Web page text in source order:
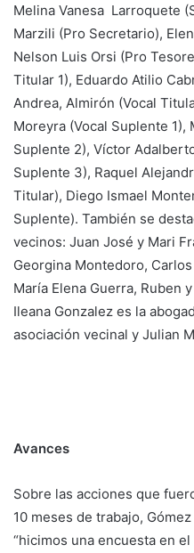
Melina Vanesa Larroquete
Marzili (Pro Secretario),
Nelson Luis Orsi (Pro
Titular 1), Eduardo Atilio
Andrea, Almirón (Vocal
Moreyra (Vocal Suplente 1),
Suplente 2), Víctor
Suplente 3), Raquel
Titular), Diego Ismael
Suplente). También se
vecinos: Juan José y Mari
Georgina Montedoro,
María Elena Guerra, Ruben
Ileana Gonzalez es la
asociación vecinal y Julian
Avances
Sobre las acciones que
10 meses de trabajo,
“hicimos una encuesta en